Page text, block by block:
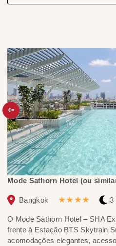
Mode Sathorn Hotel (ou
Bangkok ★★★★ 3
O Mode Sathorn Hotel – SHA
frente à Estação BTS Skytrain
acomodações elegantes,